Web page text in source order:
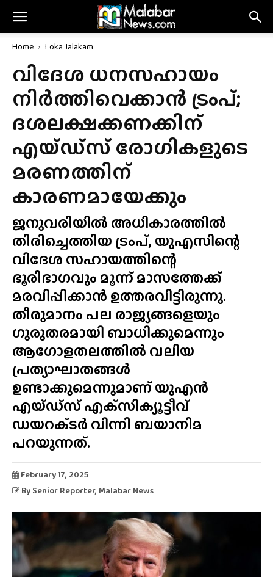
Home Loka Jalakam
വിദേശ ധനസഹായം
നിർത്തിവെക്കാൻ ട്രംപ്;
ദശലക്ഷക്കണക്കിന്
എയ്‌ഡ്‌സ്‌ രോഗികളുടെ
മരണത്തിന്
കാരണമായേക്കും
ജനുവരിയിൽ അധികാരത്തിൽ
തിരിച്ചെത്തിയ ട്രംപ്, യുഎസിന്റെ
വിദേശ സഹായത്തിന്റെ
ഭൂരിഭാഗവും മൂന്ന് മാസത്തേക്ക്
മരവിപ്പിക്കാൻ ഉത്തരവിട്ടിരുന്നു.
തീരുമാനം പല രാജ്യങ്ങളെയും
ഗുരുതരമായി ബാധിക്കുമെന്നും
ആഗോളതലത്തിൽ വലിയ
പ്രത്യാഘാതങ്ങൾ
ഉണ്ടാക്കുമെന്നുമാണ് യുഎൻ
എയ്‌ഡ്‌സ്‌ എക്‌സിക്യൂട്ടീവ്
ഡയറക്‌ടർ വിന്നി ബയാനിമ
പറയുന്നത്.
February 17, 2025
By Senior Reporter, Malabar News